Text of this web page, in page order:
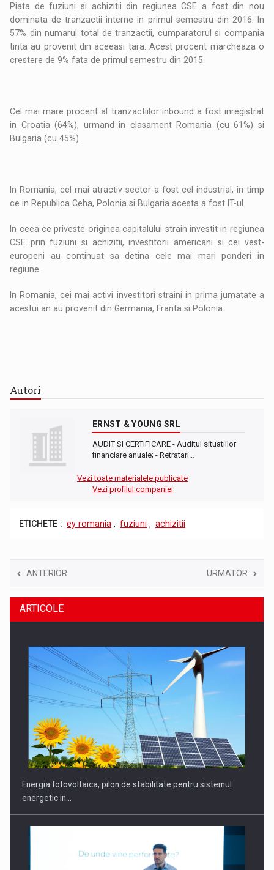
Piata de fuziuni si achizitii din regiunea CSE a fost din nou
dominata de tranzactii interne in primul semestru din 2016. In
57% din numarul total de tranzactii, cumparatorul si compania
tinta au provenit din aceeasi tara. Acest procent marcheaza o
crestere de 9% fata de primul semestru din 2015.
Cel mai mare procent al tranzactiilor inbound a fost inregistrat
in Croatia (64%), urmand in clasament Romania (cu 61%) si
Bulgaria (cu 45%).
In Romania, cel mai atractiv sector a fost cel industrial, in timp
ce in Republica Ceha, Polonia si Bulgaria acesta a fost IT-ul.
In ceea ce priveste originea capitalului strain investit in regiunea
CSE prin fuziuni si achizitii, investitorii americani si cei vest-
europeni au continuat sa detina cele mai mari ponderi in
regiune.
In Romania, cei mai activi investitori straini in prima jumatate a
acestui an au provenit din Germania, Franta si Polonia.
Autori
ERNST & YOUNG SRL
AUDIT SI CERTIFICARE - Auditul situatiilor
financiare anuale; - Retratari…
Vezi toate materialele publicate
Vezi profilul companiei
ETICHETE : ey romania , fuziuni , achizitii
ANTERIOR URMATOR
ARTICOLE
Energia fotovoltaica, pilon de stabilitate pentru sistemul
energetic in…